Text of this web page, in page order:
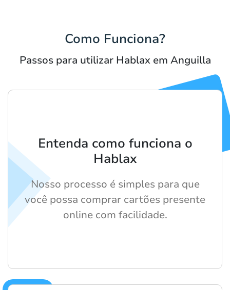
Como Funciona?
Passos para utilizar Hablax em Anguilla
Entenda como funciona o
Hablax
Nosso processo é simples para que
você possa comprar cartões presente
online com facilidade.